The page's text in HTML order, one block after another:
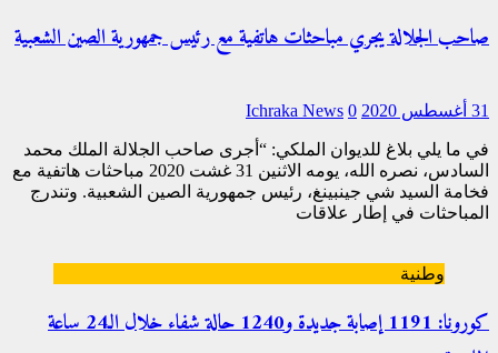
صاحب الجلالة يجري مباحثات هاتفية مع رئيس جمهورية الصين الشعبية
31 أغسطس 2020 Ichraka News 0
في ما يلي بلاغ للديوان الملكي: “أجرى صاحب الجلالة الملك محمد
السادس، نصره الله، يومه الاثنين 31 غشت 2020 مباحثات هاتفية مع
فخامة السيد شي جينبينغ، رئيس جمهورية الصين الشعبية. وتندرج
المباحثات في إطار علاقات
وطنية
كورونا: 1191 إصابة جديدة و1240 حالة شفاء خلال الـ24 ساعة